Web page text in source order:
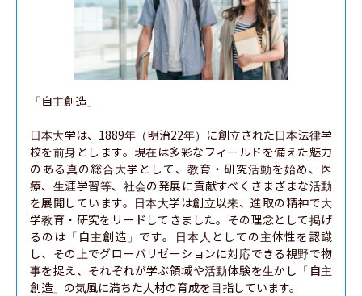
「自主創造」
日本大学は、1889年（明治22年）に創立された日本法律学
校を前身とします。現在は多彩なフィールドを備えた魅力
のある真の総合大学として、教育・研究活動を始め、医
療、生涯学習等、社会の発展に貢献すべくさまざまな活動
を展開しています。日本大学は創立以来、進取の精神で大
学教育・研究をリードしてきました。その理念として掲げ
るのは「自主創造」です。日本人としての主体性を認識
し、その上でグローバリゼーションに対応できる視野で物
事を捉え、それぞれが学ぶ領域や活動体験を生かし「自主
創造」の気風に満ちた人材の育成を目指しています。